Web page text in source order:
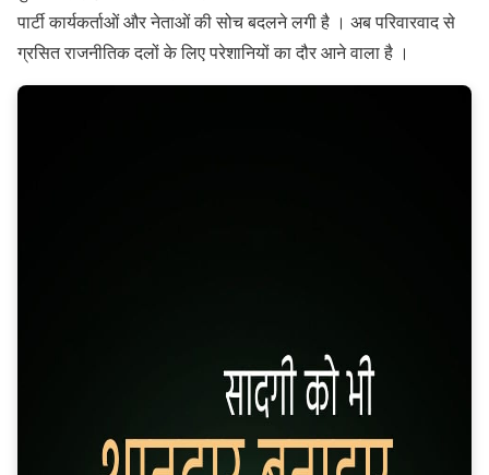
पार्टी कार्यकर्ताओं और नेताओं की सोच बदलने लगी है । अब परिवारवाद से
ग्रसित राजनीतिक दलों के लिए परेशानियों का दौर आने वाला है ।